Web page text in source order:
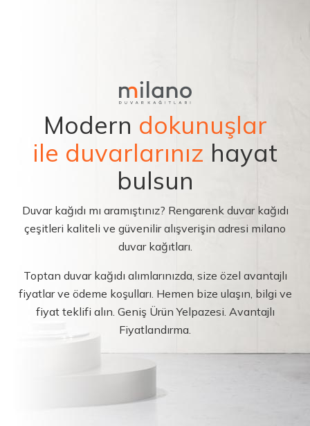
Modern dokunuşlar
ile duvarlarınız hayat
bulsun
Duvar kağıdı mı aramıştınız? Rengarenk duvar kağıdı
çeşitleri kaliteli ve güvenilir alışverişin adresi milano
duvar kağıtları.
Toptan duvar kağıdı alımlarınızda, size özel avantajlı
fiyatlar ve ödeme koşulları. Hemen bize ulaşın, bilgi ve
fiyat teklifi alın. Geniş Ürün Yelpazesi. Avantajlı
Fiyatlandırma.